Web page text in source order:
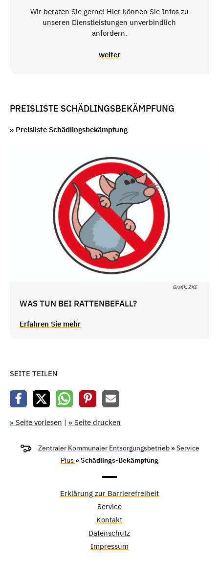
Wir beraten Sie gerne! Hier können Sie Infos zu
unseren Dienstleistungen unverbindlich
anfordern.
weiter
PREISLISTE SCHÄDLINGSBEKÄMPFUNG
» Preisliste Schädlingsbekämpfung
Grafik: ZKE
WAS TUN BEI RATTENBEFALL?
Erfahren Sie mehr
SEITE TEILEN
» Seite vorlesen | » Seite drucken
Zentraler Kommunaler Entsorgungsbetrieb »Service
Plus » Schädlings-Bekämpfung
Erklärung zur Barrierefreiheit
Service
Kontakt
Datenschutz
Impressum